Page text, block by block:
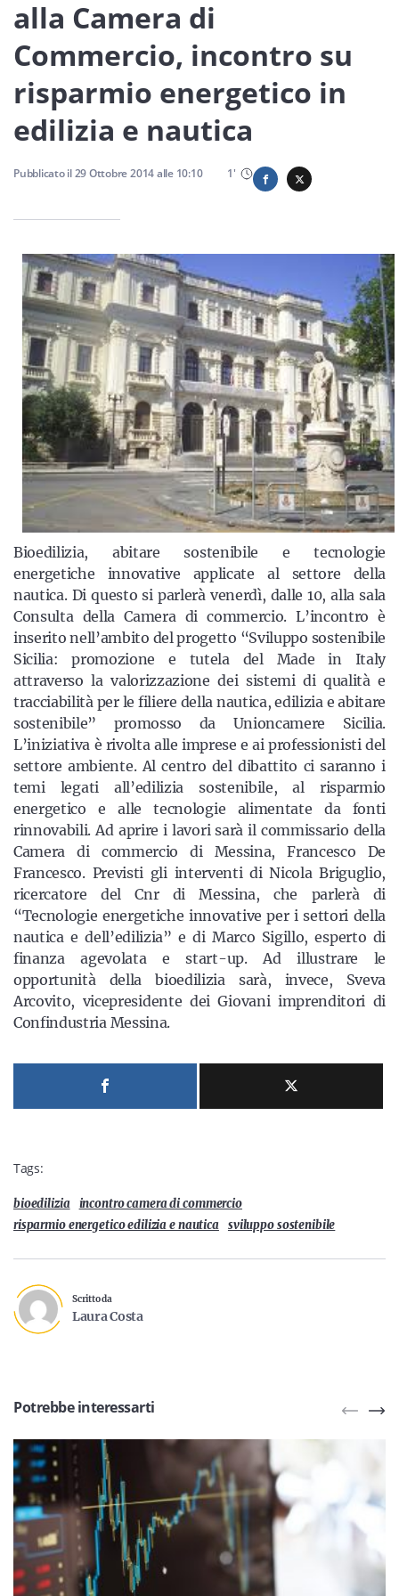
Servizi
Resta sempre aggiornato con le ultime news, iscriviti alla
alla Camera di
Commercio, incontro su
risparmio energetico in
edilizia e nautica
Pubblicato il29 Ottobre 2014alle 10:10 1'
Bioedilizia, abitare sostenibile e tecnologie
energetiche innovative applicate al settore della
nautica. Di questo si parlerà venerdì, dalle 10, alla sala
Consulta della Camera di commercio. L’incontro è
inserito nell’ambito del progetto “Sviluppo sostenibile
Sicilia: promozione e tutela del Made in Italy
attraverso la valorizzazione dei sistemi di qualità e
tracciabilità per le filiere della nautica, edilizia e abitare
sostenibile” promosso da Unioncamere Sicilia.
L’iniziativa è rivolta alle imprese e ai professionisti del
settore ambiente. Al centro del dibattito ci saranno i
temi legati all’edilizia sostenibile, al risparmio
energetico e alle tecnologie alimentate da fonti
rinnovabili. Ad aprire i lavori sarà il commissario della
Camera di commercio di Messina, Francesco De
Francesco. Previsti gli interventi di Nicola Briguglio,
ricercatore del Cnr di Messina, che parlerà di
“Tecnologie energetiche innovative per i settori della
nautica e dell’edilizia” e di Marco Sigillo, esperto di
finanza agevolata e start-up. Ad illustrare le
opportunità della bioedilizia sarà, invece, Sveva
Arcovito, vicepresidente dei Giovani imprenditori di
Confindustria Messina.
Tags:
bioedilizia
incontro camera di commercio
risparmio energetico edilizia e nautica sviluppo sostenibile
Scritto da
Laura Costa
Potrebbe interessarti